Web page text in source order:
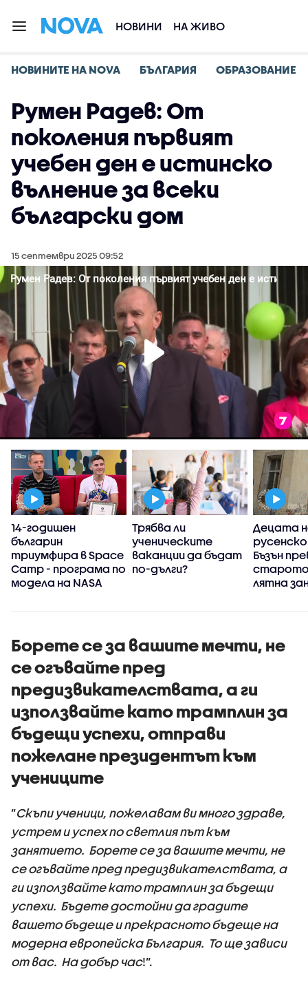
НОВИНИ НА ЖИВО
НОВИНИТЕ НА NOVA БЪЛГАРИЯ ОБРАЗОВАНИЕ
Румен Радев: От
поколения първият
учебен ден е истинско
вълнение за всеки
български дом
15 септември 2025 09:52
14-годишен
българин
триумфира в Space
Camp - програма по
модела на NASA
Трябва ли
ученическите
ваканции да бъдат
по-дълги?
Децата
Бъзън
старото
лятна
Борете се за вашите мечти, не
се огъвайте пред
предизвикателствата, а ги
използвайте като трамплин за
бъдещи успехи, отправи
пожелане президентът към
учениците
”Скъпи ученици, пожелавам ви много здраве,
устрем и успех по светлия път към
занятието. Борете се за вашите мечти, не
се огъвайте пред предизвикателствата, а
ги използвайте като трамплин за бъдещи
успехи. Бъдете достойни да градите
вашето бъдеще и прекрасното бъдеще на
модерна европейска България. То ще зависи
от вас. На добър час!”.